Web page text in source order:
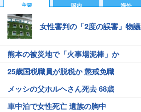
主要 国内 海外
女性審判の「2度の誤審」物議
熊本の被災地で「火事場泥棒」か
25歳国税職員が脱税か 懲戒免職
メッシの父ホルヘさん死去 68歳
車中泊で女性死亡 遺族の胸中